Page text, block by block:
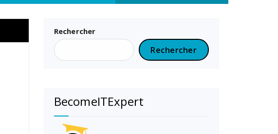
Rechercher
Rechercher
BecomeITExpert